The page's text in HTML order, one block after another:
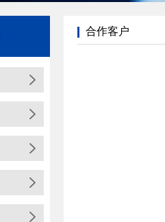
合作客户